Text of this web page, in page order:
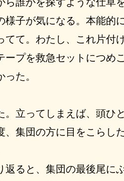
子が気になる。本能的
てて。わたし、これ片付
プを救急セットにつめ
た。
立ってしまえば、頭ひ
、集団の方に目をこらし
ると、集団の最後尾に